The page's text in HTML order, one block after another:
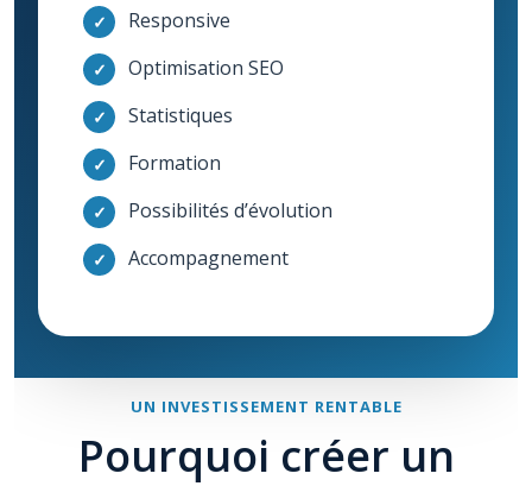
✓ Responsive
✓ Optimisation SEO
✓ Statistiques
✓ Formation
✓ Possibilités d’évolution
✓ Accompagnement
UN INVESTISSEMENT RENTABLE
Pourquoi créer un